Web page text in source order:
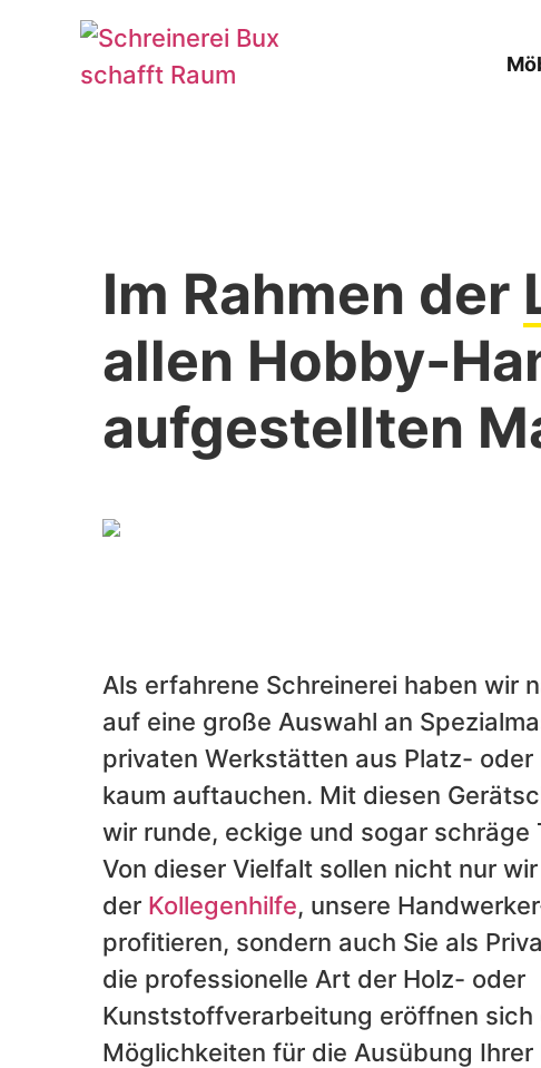
Im Rahmen der
allen Hobby-
aufgestellten
Als erfahrene Schreinerei haben wir
auf eine große Auswahl an
privaten Werkstätten aus Platz- oder
kaum auftauchen. Mit diesen
wir runde, eckige und sogar schräge
Von dieser Vielfalt sollen nicht nur
der Kollegenhilfe, unsere
profitieren, sondern auch Sie als
die professionelle Art der Holz- oder
Kunststoffverarbeitung eröffnen sich
Möglichkeiten für die Ausübung